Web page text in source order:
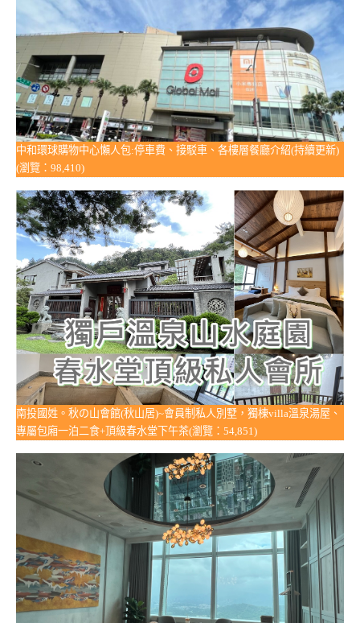
中和環球購物中心懶人包:停車費、接駁車、各樓層餐廳介紹(持續更新)
(瀏覽：98,410)
南投國姓。秋の山會館(秋山居)~會員制私人別墅，獨棟villa溫泉湯屋、
專屬包廂一泊二食+頂級春水堂下午茶(瀏覽：54,851)